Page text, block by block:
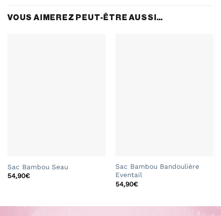
VOUS AIMEREZ PEUT-ÊTRE AUSSI…
Sac Bambou Seau
54,90€
Sac Bambou Bandoulière
Eventail
54,90€